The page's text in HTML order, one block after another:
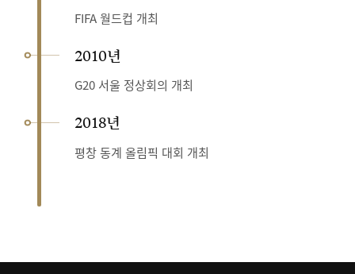
FIFA 월드컵 개최
2010년
G20 서울 정상회의 개최
2018년
평창 동계 올림픽 대회 개최